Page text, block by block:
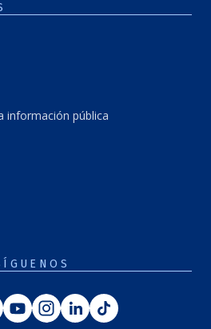
información pública
Facebook
YoutubeInstagram
LinkedinTiktok